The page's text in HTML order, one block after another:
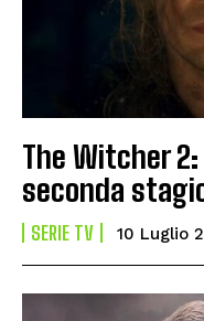
The Witcher
seconda
SERIE TV 10 Luglio